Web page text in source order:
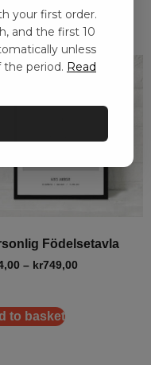
Födelsetavla
– kr749,00
to basket
your first order.
and the first 10
unless
period. Read